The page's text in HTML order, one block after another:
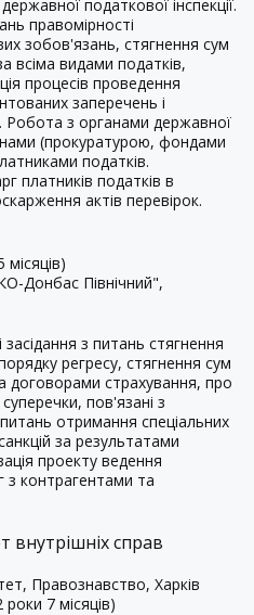
податкової інспекції.
правомірності
зобов'язань, стягнення сум
всіма видами податків,
процесів проведення
заперечень і
Робота з органами державної
(прокуратурою, фондами
податків.
платників податків в
актів перевірок.
Донбас Північний",
з питань стягнення
регресу, стягнення сум
договорами страхування, про
пов'язані з
отримання спеціальних
за результатами
проекту ведення
з контрагентами та
внутрішніх справ
Правознавство, Харків
7 місяців)